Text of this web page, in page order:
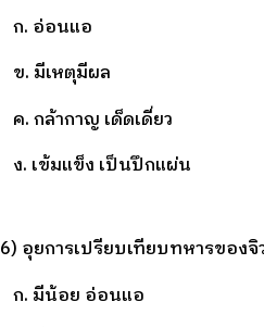
ก. อ่อนแอ
ข. มีเหตุมีผล
ค. กล้ากาญ เด็ดเดี่ยว
ง. เข้มแข็ง เป็นปึกแผ่น
6) อุยการเปรียบเทียบทหารของจิ
ก. มีน้อย อ่อนแอ